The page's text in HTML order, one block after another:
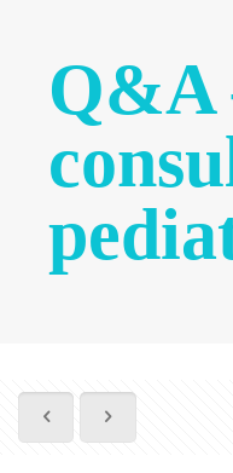
Q&A